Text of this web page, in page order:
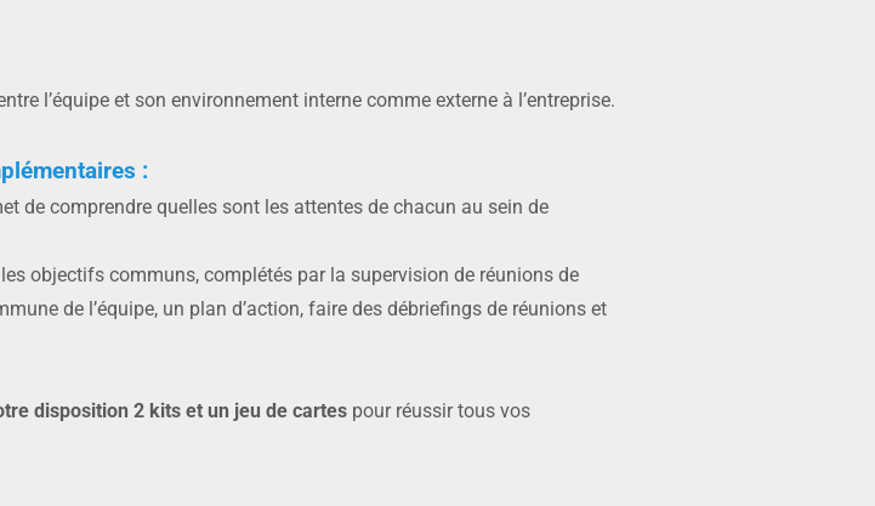
l’équipe et son environnement interne comme externe à l’entreprise.
:
de comprendre quelles sont les attentes de chacun au sein de
objectifs communs, complétés par la supervision de réunions de
de l’équipe, un plan d’action, faire des débriefings de réunions et
disposition 2 kits et un jeu de cartes pour réussir tous vos